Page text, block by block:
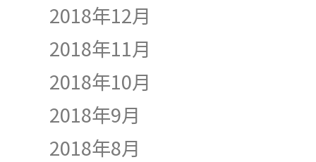
2018年12月
2018年11月
2018年10月
2018年9月
2018年8月